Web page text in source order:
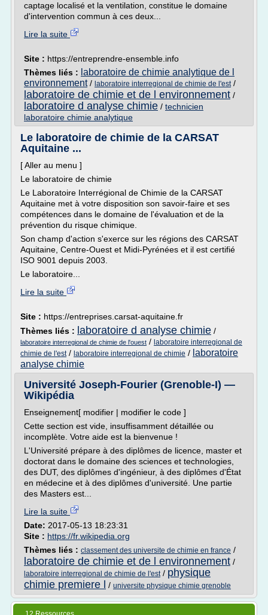
captage localisé et la ventilation, constitue le domaine
d'intervention commun à ces deux...
Lire la suite
Site : https://entreprendre-ensemble.info
Thèmes liés : laboratoire de chimie analytique de l
environnement/ laboratoire interregional de chimie de l'est/
laboratoire de chimie et de l environnement /
laboratoire d analyse chimie / technicien
laboratoire chimie analytique
Le laboratoire de chimie de la CARSAT
Aquitaine ...
[ Aller au menu ]
Le laboratoire de chimie
Le Laboratoire Interrégional de Chimie de la CARSAT
Aquitaine met à votre disposition son savoir-faire et ses
compétences dans le domaine de l'évaluation et de la
prévention du risque chimique.
Son champ d'action s'exerce sur les régions des CARSAT
Aquitaine, Centre-Ouest et Midi-Pyrénées et il est certifié
ISO 9001 depuis 2003.
Le laboratoire...
Lire la suite
Site : https://entreprises.carsat-aquitaine.fr
Thèmes liés : laboratoire d analyse chimie /
laboratoire interregional de chimie de l'ouest / laboratoire interregional de
chimie de l'est/ laboratoire interregional de chimie / laboratoire
analyse chimie
Université Joseph-Fourier (Grenoble-I) —
Wikipédia
Enseignement[ modifier | modifier le code ]
Cette section est vide, insuffisamment détaillée ou
incomplète. Votre aide est la bienvenue !
L'Université prépare à des diplômes de licence, master et
doctorat dans le domaine des sciences et technologies,
des DUT, des diplômes d'ingénieur, à des diplômes d'État
en médecine et à des diplômes d'université. Une partie
des Masters est...
Lire la suite
Date: 2017-05-13 18:23:31
Site : https://fr.wikipedia.org
Thèmes liés : classement des universite de chimie en france /
laboratoire de chimie et de l environnement /
laboratoire interregional de chimie de l'est/ physique
chimie premiere l
/ universite physique chimie grenoble